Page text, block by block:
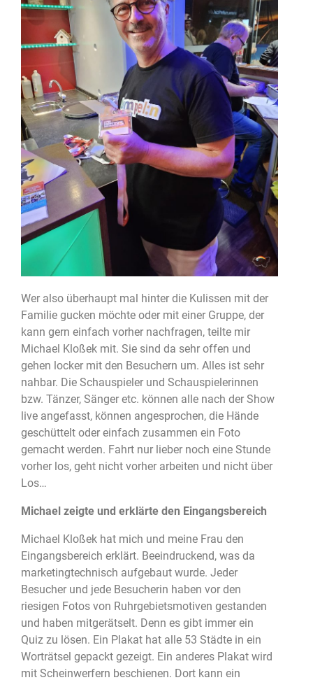
Wer also überhaupt mal hinter die Kulissen mit der
Familie gucken möchte oder mit einer Gruppe, der
kann gern einfach vorher nachfragen, teilte mir
Michael Kloßek mit. Sie sind da sehr offen und
gehen locker mit den Besuchern um. Alles ist sehr
nahbar. Die Schauspieler und Schauspielerinnen
bzw. Tänzer, Sänger etc. können alle nach der Show
live angefasst, können angesprochen, die Hände
geschüttelt oder einfach zusammen ein Foto
gemacht werden. Fahrt nur lieber noch eine Stunde
vorher los, geht nicht vorher arbeiten und nicht über
Los…
Michael zeigte und erklärte den Eingangsbereich
Michael Kloßek hat mich und meine Frau den
Eingangsbereich erklärt. Beeindruckend, was da
marketingtechnisch aufgebaut wurde. Jeder
Besucher und jede Besucherin haben vor den
riesigen Fotos von Ruhrgebietsmotiven gestanden
und haben mitgerätselt. Denn es gibt immer ein
Quiz zu lösen. Ein Plakat hat alle 53 Städte in ein
Worträtsel gepackt gezeigt. Ein anderes Plakat wird
mit Scheinwerfern beschienen. Dort kann ein